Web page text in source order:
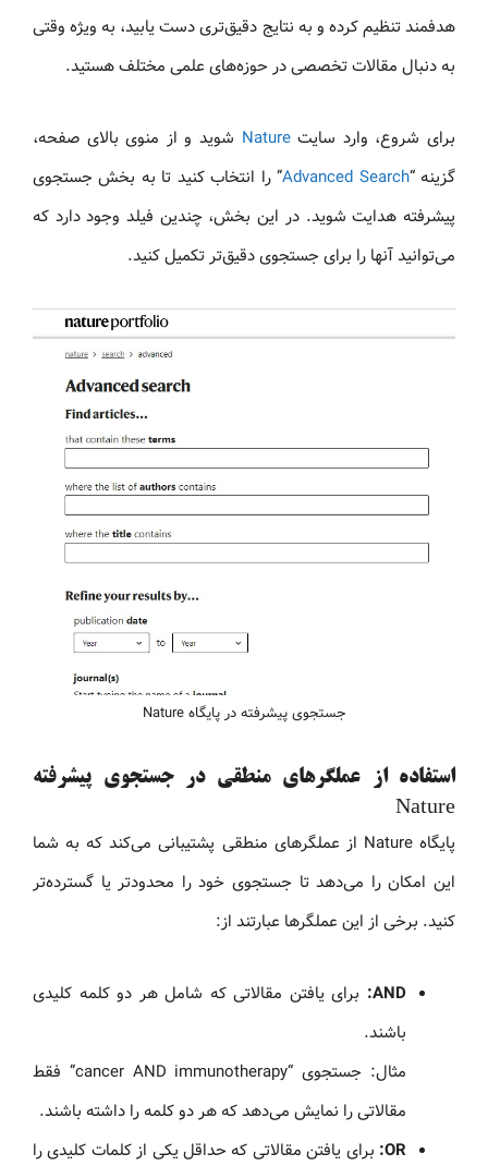
هدفمند تنظیم کرده و به نتایج دقیق‌تری دست یابید، به‌ ویژه وقتی
به دنبال مقالات تخصصی در حوزه‌های علمی مختلف هستید.
برای شروع، وارد سایتNature شوید و از منوی بالای صفحه،
گزینه “Advanced Search” را انتخاب کنید تا به بخش جستجوی
پیشرفته هدایت شوید. در این بخش، چندین فیلد وجود دارد که
می‌توانید آنها را برای جستجوی دقیق‌تر تکمیل کنید.
جستجوی پیشرفته در پایگاه Nature
استفاده از عملگرهای منطقی در جستجوی پیشرفته
Nature
پایگاه Nature از عملگرهای منطقی پشتیبانی می‌کند که به شما
این امکان را می‌دهد تا جستجوی خود را محدودتر یا گسترده‌تر
کنید. برخی از این عملگرها عبارتند از:
AND: برای یافتن مقالاتی که شامل هر دو کلمه کلیدی
باشند.
مثال: جستجوی “cancer AND immunotherapy” فقط
مقالاتی را نمایش می‌دهد که هر دو کلمه را داشته باشند.
OR: برای یافتن مقالاتی که حداقل یکی از کلمات کلیدی را